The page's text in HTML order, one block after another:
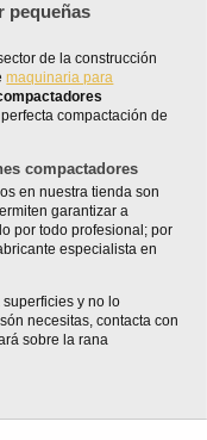
pequeñas
de la construcción
maquinaria para
compactación de
compactadores
en nuestra tienda son
garantizar a
por todo profesional; por
especialista en
y no lo
necesitas, contacta con
sobre la rana